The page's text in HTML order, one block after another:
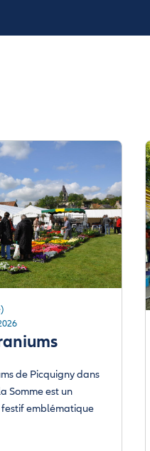
de Picquigny dans
Somme est un
emblématique